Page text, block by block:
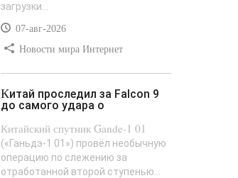
загрузки...
07-авг-2026
Новости мира Интернет
Китай проследил за Falcon 9
до самого удара о
Китайский спутник Gande-1 01
(«Ганьдэ-1 01») провёл необычную
операцию по слежению за
отработанной второй ступенью...